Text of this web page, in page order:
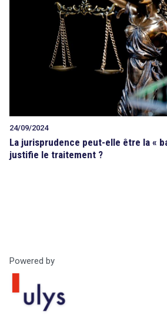
Tout sur le droit de
24/09/2024
La jurisprudence peut-elle être la «
justifie le traitement ?
search
Powered by